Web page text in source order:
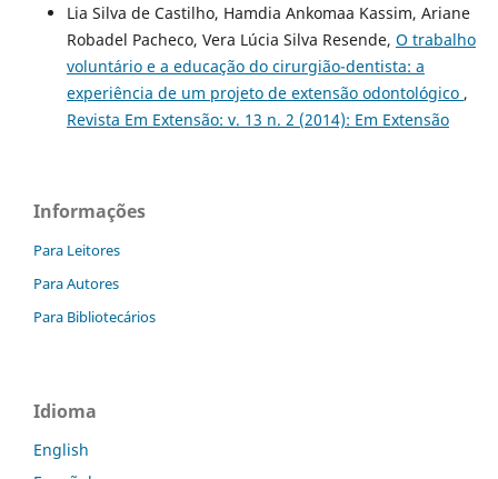
Lia Silva de Castilho, Hamdia Ankomaa Kassim, Ariane
Robadel Pacheco, Vera Lúcia Silva Resende, O trabalho
voluntário e a educação do cirurgião-dentista: a
experiência de um projeto de extensão odontológico ,
Revista Em Extensão: v. 13 n. 2 (2014): Em Extensão
Informações
Para Leitores
Para Autores
Para Bibliotecários
Idioma
English